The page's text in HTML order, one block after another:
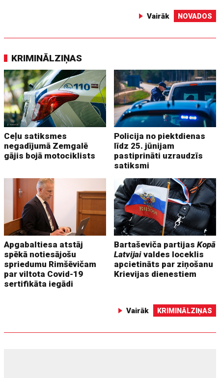
Vairāk NOVADOS
KRIMINĀLZIŅAS
Ceļu satiksmes
negadījumā Zemgalē
gājis bojā motociklists
Policija no piektdienas
līdz 25. jūnijam
pastiprināti uzraudzīs
satiksmi
Apgabaltiesa atstāj
spēkā notiesājošu
spriedumu Rimšēvičam
par viltota Covid-19
sertifikāta iegādi
Bartaševiča partijasKopā
Latvijai valdes loceklis
apcietināts par ziņošanu
Krievijas dienestiem
Vairāk KRIMINĀLZIŅAS